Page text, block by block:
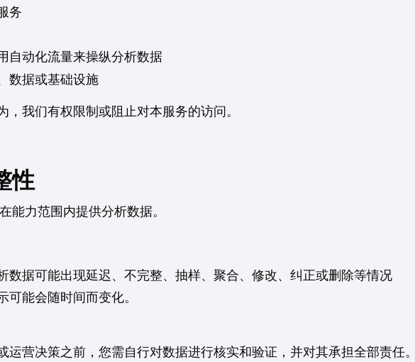
务
自动化流量来操纵分析数据
数据或基础设施
我们有权限制或阻止对本服务的访问。
性
能力范围内提供分析数据。
数据可能出现延迟、不完整、抽样、聚合、修改、纠正或删除等情况
能会随时间而变化。
运营决策之前，您需自行对数据进行核实和验证，并对其承担全部责任